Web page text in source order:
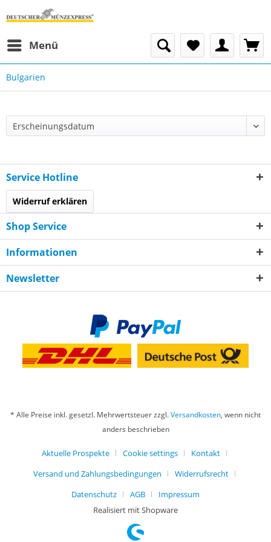
Menü
Bulgarien
Service Hotline
Widerruf erklären
Shop Service
Informationen
Newsletter
* Alle Preise inkl. gesetzl. Mehrwertsteuer zzgl.Versandkosten, wenn nicht
anders beschrieben
Aktuelle Prospekte Cookie settings
Kontakt
Versand und Zahlungsbedingungen
Widerrufsrecht
Datenschutz
AGB
Impressum
Realisiert mit Shopware